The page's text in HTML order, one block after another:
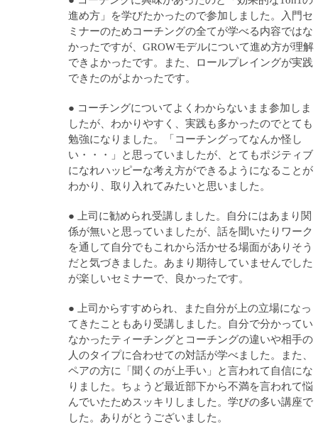
進め方」を学びたかったので参加しました。入門セ
ミナーのためコーチングの全てが学べる内容ではな
かったですが、GROWモデルについて進め方が理解
できよかったです。また、ロールプレイングが実践
できたのがよかったです。
● コーチングについてよくわからないまま参加しま
したが、わかりやすく、実践も多かったのでとても
勉強になりました。「コーチングってなんか怪し
い・・・」と思っていましたが、とてもポジティブ
になれハッピーな考え方ができるようになることが
わかり、取り入れてみたいと思いました。
● 上司に勧められ受講しました。自分にはあまり関
係が無いと思っていましたが、話を聞いたりワーク
を通して自分でもこれから活かせる場面がありそう
だと気づきました。あまり期待していませんでした
が楽しいセミナーで、良かったです。
● 上司からすすめられ、また自分が上の立場になっ
てきたこともあり受講しました。自分で分かってい
なかったティーチングとコーチングの違いや相手の
人のタイプに合わせての対話が学べました。また、
ペアの方に「聞くのが上手い」と言われて自信にな
りました。ちょうど最近部下から不満を言われて悩
んでいたためスッキリしました。学びの多い講座で
した。ありがとうございました。